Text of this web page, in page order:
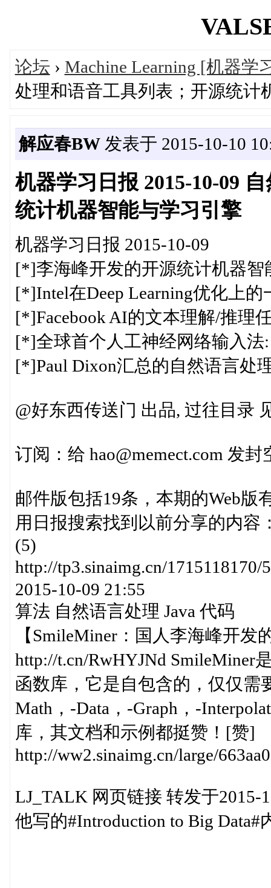
论坛 › Machine Learning [机器学
处理和语音工具列表；开源统计
解应春BW发表于 2015-10-10
机器学习日报 2015-10-09
统计机器智能与学习引擎
机器学习日报 2015-10-09
[*]李海峰开发的开源统计机器智
[*]Intel在Deep Learning优化上的
[*]Facebook AI的文本理解/推理
[*]全球首个人工神经网络输入法
[*]Paul Dixon汇总的自然语言处
@好东西传送门 出品, 过往目录
订阅：给 hao@memect.com 发
邮件版包括19条，本期的Web版
用日报搜索找到以前分享的内容
(5)
http://tp3.sinaimg.cn/
2015-10-09 21:55
算法 自然语言处理 Java 代码
【SmileMiner：国人李海峰开
http://t.cn/RwHYJNd SmileMiner
函数库，它是自包含的，仅仅需
Math，-Data，-Graph，-
库，其文档和示例都挺赞！[赞]
http://ww2.sinaimg.cn/large/
LJ_TALK 网页链接 转发于2015-
他写的#Introduction to Big Data#